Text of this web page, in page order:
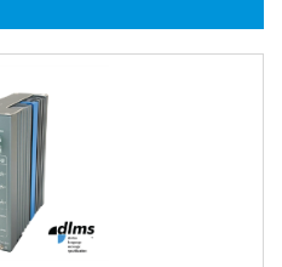
Vietnam